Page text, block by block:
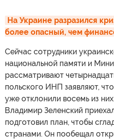
На Украине разразился
более опасный, чем
Сейчас сотрудники
национальной памяти и
рассматривают
польского ИНП заявляют,
уже отклонили восемь из
Владимир Зеленский
подготовил план, чтобы
странами. Он пообещал